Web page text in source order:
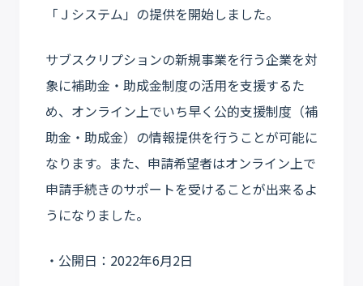
「Ｊシステム」の提供を開始しました。
サブスクリプションの新規事業を行う企業を対
象に補助金・助成金制度の活用を支援するた
め、オンライン上でいち早く公的支援制度（補
助金・助成金）の情報提供を行うことが可能に
なります。また、申請希望者はオンライン上で
申請手続きのサポートを受けることが出来るよ
うになりました。
・公開日：2022年6月2日